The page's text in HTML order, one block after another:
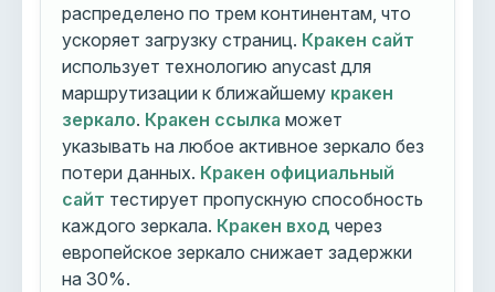
распределено по трем континентам, что
ускоряет загрузку страниц. Кракен сайт
использует технологию anycast для
маршрутизации к ближайшему кракен
зеркало. Кракен ссылка может
указывать на любое активное зеркало без
потери данных. Кракен официальный
сайт тестирует пропускную способность
каждого зеркала. Кракен вход через
европейское зеркало снижает задержки
на 30%.